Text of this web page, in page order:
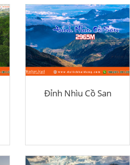
Đỉnh Nhìu Cồ San